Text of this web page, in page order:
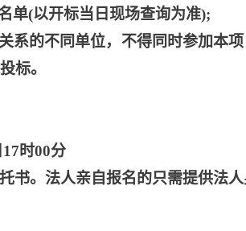
单(以开标当日现场查询为准);
系的不同单位，不得同时参加本
标。
时00分
书。法人亲自报名的只需提供法